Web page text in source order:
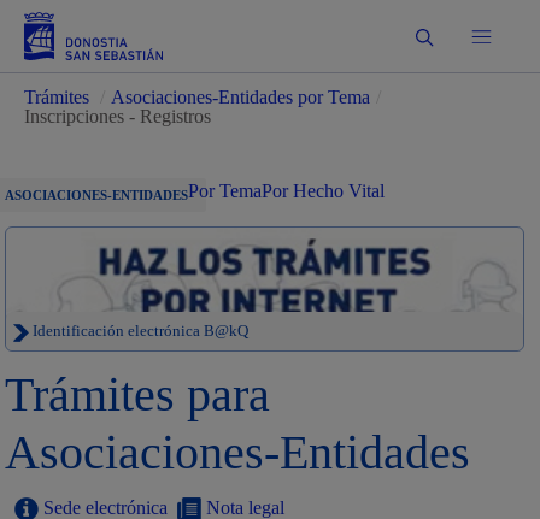
Buscar
Trámites Asociaciones-Entidades por Tema
Inscripciones - Registros
ASOCIACIONES-ENTIDADESPor TemaPor Hecho Vital
Identificación electrónica B@kQ
Trámites para
Asociaciones-Entidades
Sede electrónica Nota legal